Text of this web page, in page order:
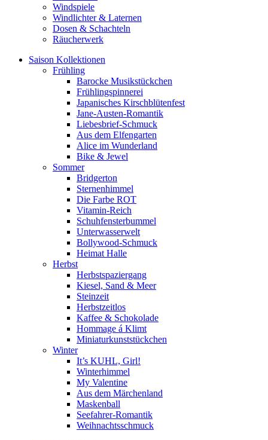
Windspiele
Windlichter & Laternen
Dosen & Schachteln
Räucherwerk
Saison Kollektionen
Frühling
Barocke Musikstückchen
Frühlingspinnerei
Japanisches Kirschblütenfest
Jane-Austen-Romantik
Liebesbrief-Schmuck
Aus dem Elfengarten
Alice im Wunderland
Bike & Jewel
Sommer
Bridgerton
Sternenhimmel
Die Farbe ROT
Vitamin-Reich
Schuhfensterbummel
Unterwasserwelt
Bollywood-Schmuck
Heimat Halle
Herbst
Herbstspaziergang
Kiesel, Sand & Meer
Steinzeit
Herbstzeitlos
Kaffee & Schokolade
Hommage á Klimt
Miniaturkunststückchen
Winter
It’s KUHL, Girl!
Winterhimmel
My Valentine
Aus dem Märchenland
Maskenball
Seefahrer-Romantik
Weihnachtsschmuck